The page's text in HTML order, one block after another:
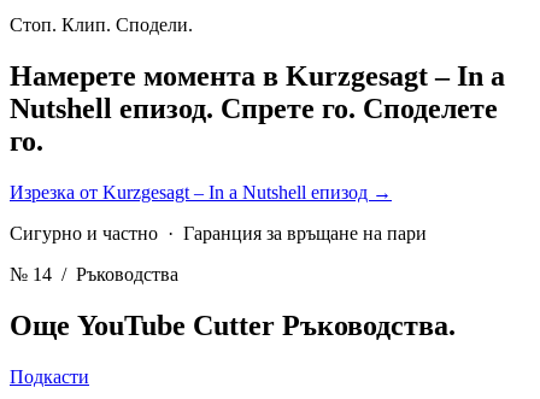
Стоп. Клип. Сподели.
Намерете момента в Kurzgesagt – In a
Nutshell епизод. Спрете го. Споделете
го.
Изрезка от Kurzgesagt – In a Nutshell епизод →
Сигурно и частно · Гаранция за връщане на пари
№ 14 / Ръководства
Още YouTube Cutter Ръководства.
Подкасти